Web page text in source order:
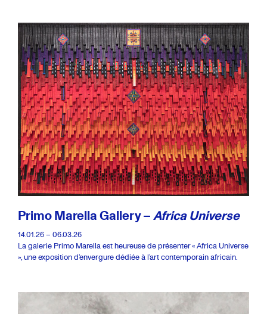
Primo Marella Gallery –Africa Universe
14.01.26 – 06.03.26
La galerie Primo Marella est heureuse de présenter « Africa Universe
», une exposition d’envergure dédiée à l’art contemporain africain.